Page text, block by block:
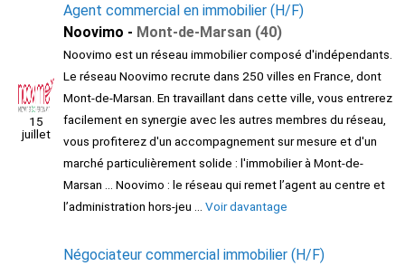
15
juillet
Agent commercial en immobilier (H/F)
Noovimo - Mont-de-Marsan (40)
Noovimo est un réseau immobilier composé d'indépendants.
Le réseau Noovimo recrute dans 250 villes en France, dont
Mont-de-Marsan. En travaillant dans cette ville, vous entrerez
facilement en synergie avec les autres membres du réseau,
vous profiterez d'un accompagnement sur mesure et d'un
marché particulièrement solide : l'immobilier à Mont-de-
Marsan ... Noovimo : le réseau qui remet l’agent au centre et
l’administration hors-jeu ... Voir davantage
Négociateur commercial immobilier (H/F)